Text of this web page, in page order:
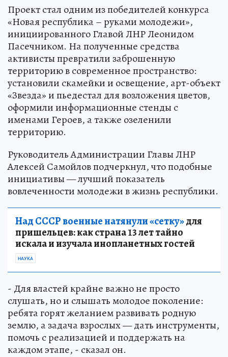
Проект стал одним из победителей конкурса
«Новая республика – руками молодежи»,
инициированного Главой ЛНР Леонидом
Пасечником. На полученные средства
активисты превратили заброшенную
территорию в современное пространство:
установили скамейки и освещение, арт-объект
«Звезда» и пьедестал для возложения цветов,
оформили информационные стенды с
именами Героев, а также озеленили
территорию.
Руководитель Администрации Главы ЛНР
Алексей Самойлов подчеркнул, что подобные
инициативы — лучший показатель
вовлеченности молодежи в жизнь республики.
Над СССР военные натянули «сетку»для
пришельцев: как страна 13 лет тайно
искала и изучала инопланетных гостей
НАУКА
- Для властей крайне важно не просто
слушать, но и слышать молодое поколение:
ребята горят желанием развивать родную
землю, а задача взрослых — дать инструменты,
помочь с реализацией и поддержать на
каждом этапе, - сказал он.